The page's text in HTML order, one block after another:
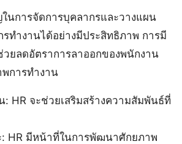
นการจัดการบุคลากรและวางแผน
รทำงานได้อย่างมีประสิทธิภาพ การมี
ยลดอัตราการลาออกของพนักงาน
พการทำงาน
: HR จะช่วยเสริมสร้างความสัมพันธ์ที่
HR มีหน้าที่ในการพัฒนาศักยภาพ